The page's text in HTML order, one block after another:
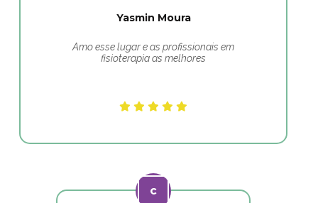
Yasmin Moura
Amo esse lugar e as profissionais em
fisioterapia as melhores